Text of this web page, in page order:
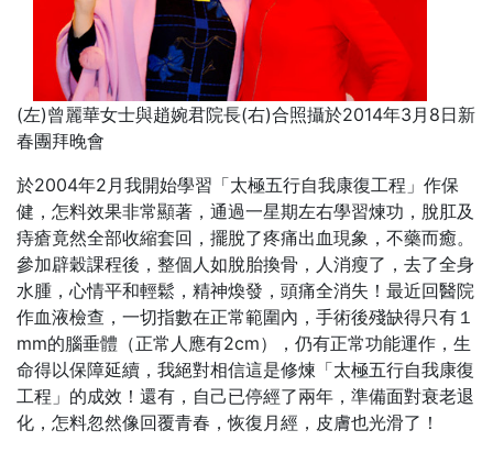
(左)曾麗華女士與趙婉君院長(右)合照攝於2014年3月8日新
春團拜晚會
於2004年2月我開始學習「太極五行自我康復工程」作保
健，怎料效果非常顯著，通過一星期左右學習煉功，脫肛及
痔瘡竟然全部收縮套回，擺脫了疼痛出血現象，不藥而癒。
參加辟穀課程後，整個人如脫胎換骨，人消瘦了，去了全身
水腫，心情平和輕鬆，精神煥發，頭痛全消失！最近回醫院
作血液檢查，一切指數在正常範圍內，手術後殘缺得只有１
mm的腦垂體（正常人應有2cm），仍有正常功能運作，生
命得以保障延續，我絕對相信這是修煉「太極五行自我康復
工程」的成效！還有，自己已停經了兩年，準備面對衰老退
化，怎料忽然像回覆青春，恢復月經，皮膚也光滑了！